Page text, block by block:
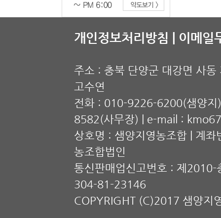
개인정보처리방침 | 이메일
주소 : 충북 단양군 대강면 사
고수연
전화 : 010-9226-6200(샘양
8582(사무장) | e-mail :
상호명 : 샘양지영농조합 | 계
농조합법인
통신판매업신고번호 : 제
304-81-23146
COPYRIGHT (C)2017 샘양지